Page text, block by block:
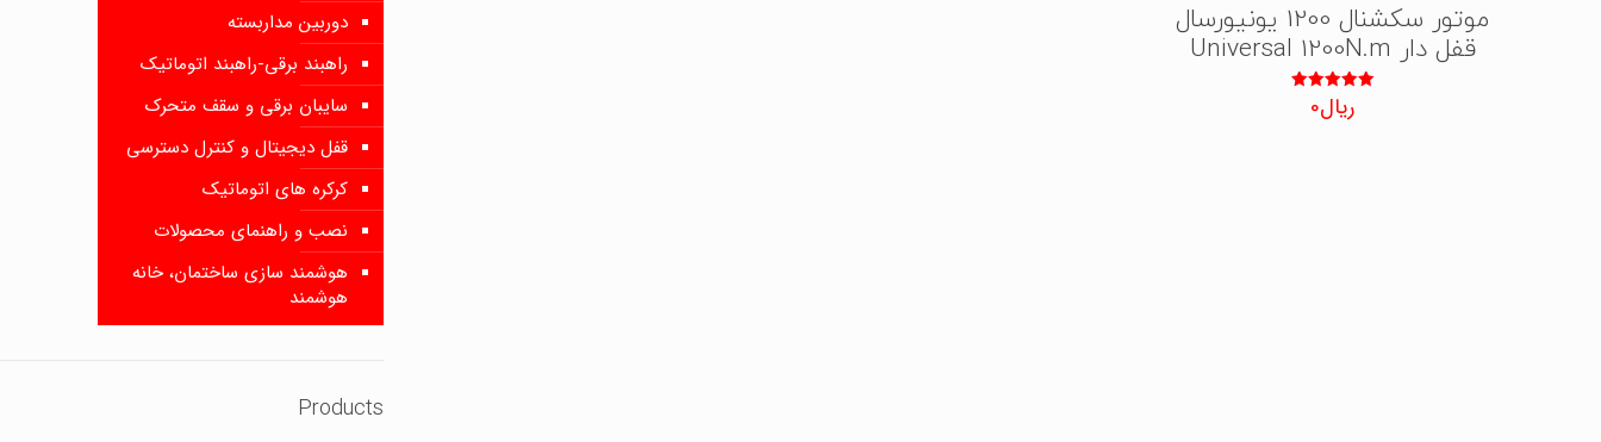
موتور سکشنال 1200 یونیورسال
قفل دار Universal 1200N.m
نمره
5.00
ریال0
دوربین مداربسته
راهبند برقی-راهبند اتوماتیک
سایبان برقی و سقف متحرک
قفل دیجیتال و کنترل دسترسی
کرکره های اتوماتیک
نصب و راهنمای محصولات
هوشمند سازی ساختمان، خانه
هوشمند
Products